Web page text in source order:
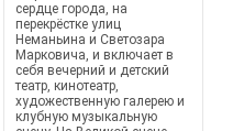
сердце города, на
перекрёстке улиц
Неманьина и Светозара
Марковича, и включает в
себя вечерний и детский
театр, кинотеатр,
художественную галерею и
клубную музыкальную